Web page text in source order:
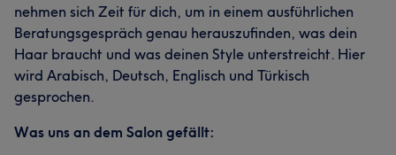
nehmen sich Zeit für dich, um in einem ausführlichen
Beratungsgespräch genau herauszufinden, was dein
Haar braucht und was deinen Style unterstreicht. Hier
wird Arabisch, Deutsch, Englisch und Türkisch
gesprochen.
Was uns an dem Salon gefällt: